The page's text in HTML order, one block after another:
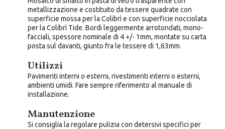
metallizzazione e costituito da tessere quadrate con
superficie mossa per la Colibrì e con superficie nocciolata
per la Colibrì Tide. Bordi leggermente arrotondati, mono-
facciali, spessore nominale di 4 +/- 1mm, montate su carta
posta sul davanti, giunto fra le tessere di 1,63mm.
Utilizzi
Pavimenti interni o esterni, rivestimenti interni o esterni,
ambienti umidi. Fare sempre riferimento al manuale di
installazione.
Manutenzione
Si consiglia la regolare pulizia con detersivi specifici per